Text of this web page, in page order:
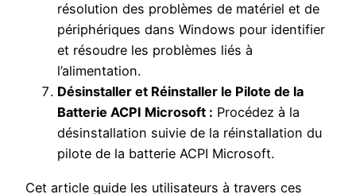
résolution des problèmes de matériel et de
périphériques dans Windows pour identifier
et résoudre les problèmes liés à
l’alimentation.
Désinstaller et Réinstaller le Pilote de la
Batterie ACPI Microsoft : Procédez à la
désinstallation suivie de la réinstallation du
pilote de la batterie ACPI Microsoft.
Cet article guide les utilisateurs à travers ces